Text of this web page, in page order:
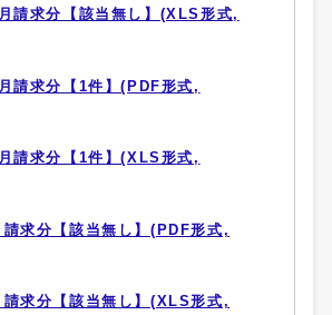
請求分【該当無し】(XLS形式,
請求分【1件】(PDF形式,
請求分【1件】(XLS形式,
求分【該当無し】(PDF形式,
求分【該当無し】(XLS形式,